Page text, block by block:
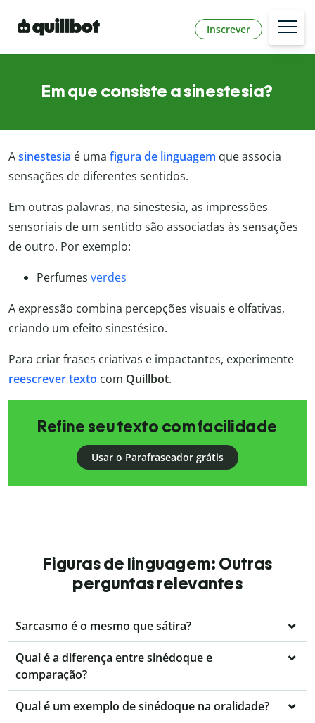
Inscrever
Em que consiste a sinestesia?
Asinestesia é uma figura de linguagem que associa
sensações de diferentes sentidos.
Em outras palavras, na sinestesia, as impressões
sensoriais de um sentido são associadas às sensações
de outro. Por exemplo:
Perfumes verdes
A expressão combina percepções visuais e olfativas,
criando um efeito sinestésico.
Para criar frases criativas e impactantes, experimente
reescrever texto com Quillbot.
Refine seu texto com facilidade
Usar o Parafraseador grátis
Figuras de linguagem: Outras
perguntas relevantes
Sarcasmo é o mesmo que sátira?
Qual é a diferença entre sinédoque e
comparação?
Qual é um exemplo de sinédoque na oralidade?